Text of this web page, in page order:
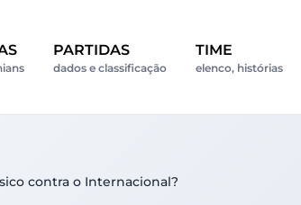
PARTIDAS
dados e classificação
TIME
elenco, histórias
contra o Internacional?